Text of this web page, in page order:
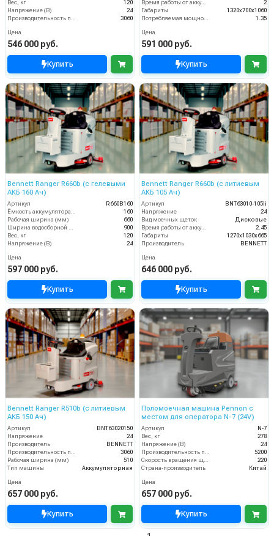
Вес, кг
120
Напряжение (В)
24
3060
Цена
546 000 руб.
Купить
Время работы от аккумуляторов (ч)
2
Габариты
1320х700х1060
1.35
Цена
591 000 руб.
Купить
Bennett Ranger R660b (с гелевыми
АКБ 160 Ач)
Артикул
R660B160
160
Рабочая ширина (мм)
660
900
Вес, кг
120
Напряжение (В)
24
Цена
597 000 руб.
Купить
Bennett Ranger R660b (с литиевым
АКБ 105 Ач)
Артикул
BNT63010-105li
Напряжение
24
Вид моечных щеток
Дисковые
Время работы от аккумуляторов (ч)
2.45
Габариты
1270х1030х665
Производитель
BENNETT
Цена
646 000 руб.
Купить
Bennett Ranger R510b (с литиевым
АКБ 150 Ач)
Артикул
BNT63020150
Напряжение
24
Производитель
BENNETT
Производительность по площади
3060
Рабочая ширина (мм)
510
Тип машины
Аккумуляторная
Цена
657 000 руб.
Купить
Поломоечная машина Pennon с
местом для оператора N-7 (24V)
Артикул
N-7
Вес, кг
278
Напряжение (В)
24
Производительность по площади (м2/ч)
5200
Скорость вращения щётки (об/мин)
220
Страна-производитель
Китай
Цена
657 000 руб.
Купить